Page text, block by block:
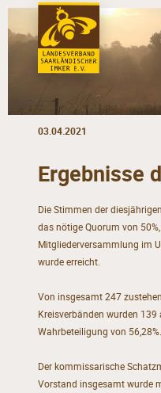
03.04.2021
Ergebnisse
Die Stimmen der
das nötige Quorum von
Mitgliederversammlung im
wurde erreicht.
Von insgesamt 247
Kreisverbänden wurden
Wahrbeteiligung von 56,28%.
Der kommissarische
Vorstand insgesamt wurde